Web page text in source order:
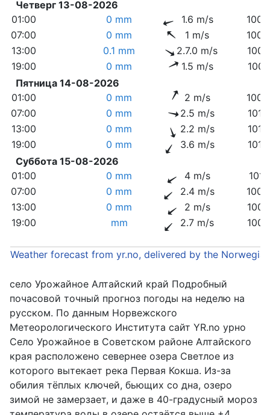
Четверг 13-08-2026
01:00
0 mm 1.6 m/s
07:00
0 mm 1 m/s
13:00
0.1 mm 2.7.0 m/s
19:00
0 mm 1.5 m/s
Пятница 14-08-2026
01:00
0 mm 2 m/s
07:00
0 mm 2.5 m/s
13:00
0 mm 2.2 m/s
19:00
0 mm 3.6 m/s
Суббота 15-08-2026
01:00
0 mm 4 m/s
07:00
0 mm 2.4 m/s
13:00
0 mm 2 m/s
19:00
mm 2.7 m/s
Weather forecast from yr.no, delivered by the
село Урожайное Алтайский край Подробный
почасовой точный прогноз погоды на неделю на
русском. По данным Норвежского
Метеорологического Института сайт YR.no урно
Село Урожайное в Советском районе Алтайского
края расположено севернее озера Светлое из
которого вытекает река Первая Кокша. Из-за
обилия тёплых ключей, бьющих со дна, озеро
зимой не замерзает, и даже в 40-градусный мороз